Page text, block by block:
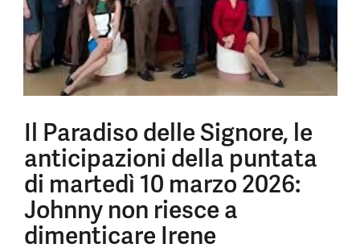
Il Paradiso delle Signore, le
anticipazioni della puntata
di martedì 10 marzo 2026:
Johnny non riesce a
dimenticare Irene